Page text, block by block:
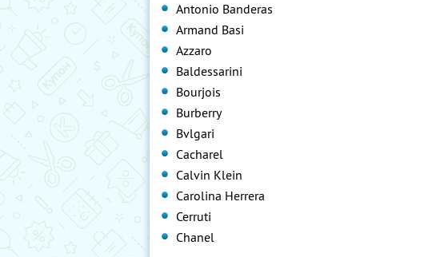
Antonio Banderas
Armand Basi
Azzaro
Baldessarini
Bourjois
Burberry
Bvlgari
Cacharel
Calvin Klein
Carolina Herrera
Cerruti
Chanel